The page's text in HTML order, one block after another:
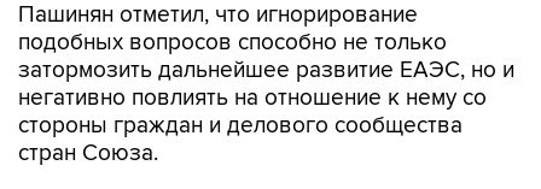
Пашинян отметил, что игнорирование
подобных вопросов способно не только
затормозить дальнейшее развитие ЕАЭС, но и
негативно повлиять на отношение к нему со
стороны граждан и делового сообщества
стран Союза.